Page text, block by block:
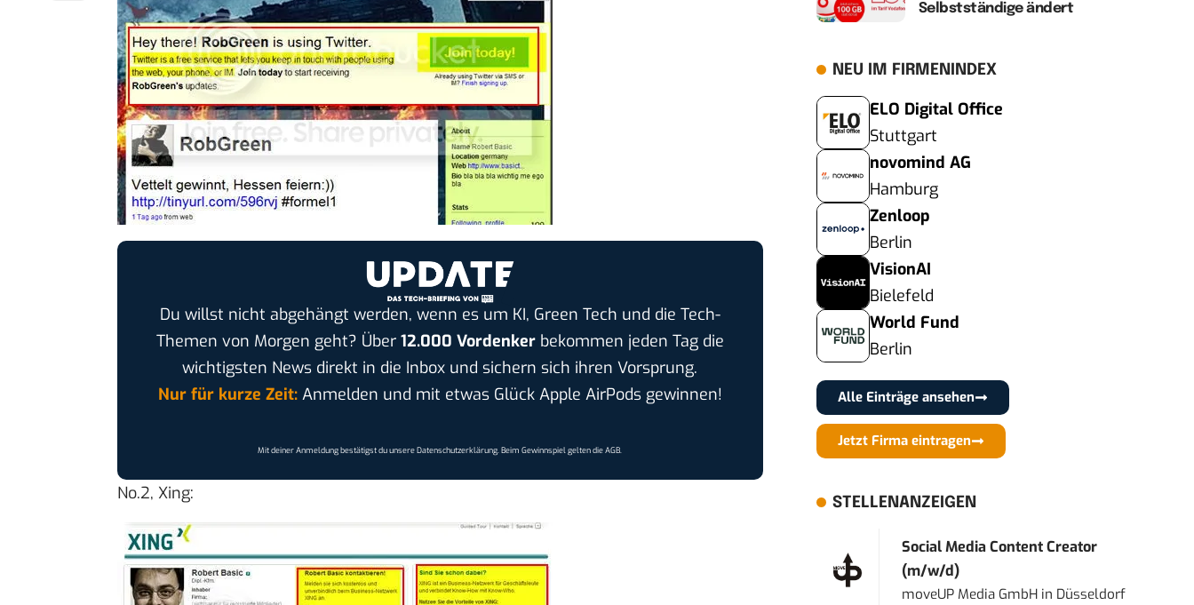
Du willst nicht abgehängt werden, wenn es um KI, Green Tech und die Tech-
Themen von Morgen geht? Über 12.000 Vordenkerbekommen jeden Tag die
wichtigsten News direkt in die Inbox und sichern sich ihren Vorsprung.
Nur für kurze Zeit:Anmelden und mit etwas Glück Apple AirPods gewinnen!
Mit deiner Anmeldung bestätigst du unsereDatenschutzerklärung. Beim Gewinnspiel gelten dieAGB.
No.2, Xing:
Selbstständige ändert
NEU IM FIRMENINDEX
ELO Digital Office
Stuttgart
novomind AG
Hamburg
Zenloop
Berlin
VisionAI
Bielefeld
World Fund
Berlin
Alle Einträge ansehen
Jetzt Firma eintragen
STELLENANZEIGEN
Social Media Content Creator
(m/w/d)
moveUP Media GmbH in Düsseldorf